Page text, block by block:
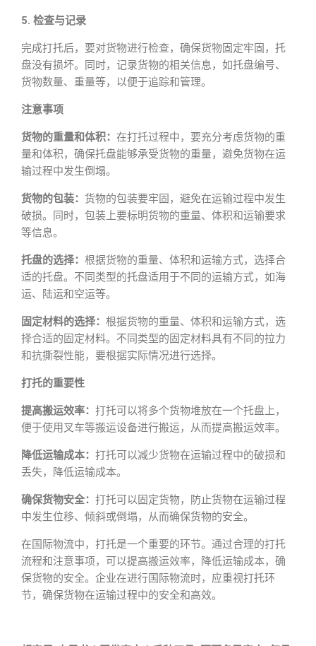
5. 检查与记录
完成打托后，要对货物进行检查，确保货物固定牢固，托
盘没有损坏。同时，记录货物的相关信息，如托盘编号、
货物数量、重量等，以便于追踪和管理。
注意事项
货物的重量和体积： 在打托过程中，要充分考虑货物的重
量和体积，确保托盘能够承受货物的重量，避免货物在运
输过程中发生倒塌。
货物的包装： 货物的包装要牢固，避免在运输过程中发生
破损。同时，包装上要标明货物的重量、体积和运输要求
等信息。
托盘的选择： 根据货物的重量、体积和运输方式，选择合
适的托盘。不同类型的托盘适用于不同的运输方式，如海
运、陆运和空运等。
固定材料的选择： 根据货物的重量、体积和运输方式，选
择合适的固定材料。不同类型的固定材料具有不同的拉力
和抗撕裂性能，要根据实际情况进行选择。
打托的重要性
提高搬运效率： 打托可以将多个货物堆放在一个托盘上，
便于使用叉车等搬运设备进行搬运，从而提高搬运效率。
降低运输成本： 打托可以减少货物在运输过程中的破损和
丢失，降低运输成本。
确保货物安全： 打托可以固定货物，防止货物在运输过程
中发生位移、倾斜或倒塌，从而确保货物的安全。
在国际物流中，打托是一个重要的环节。通过合理的打托
流程和注意事项，可以提高搬运效率，降低运输成本，确
保货物的安全。企业在进行国际物流时，应重视打托环
节，确保货物在运输过程中的安全和高效。